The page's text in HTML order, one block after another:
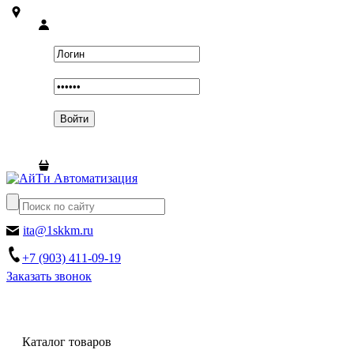
ita@1skkm.ru
+7 (903) 411-09-19
Заказать звонок
Каталог товаров